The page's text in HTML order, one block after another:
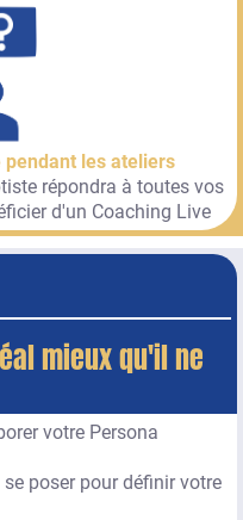
pendant les ateliers
répondra à toutes vos
d'un Coaching Live
mieux qu'il ne
votre Persona
poser pour définir votre